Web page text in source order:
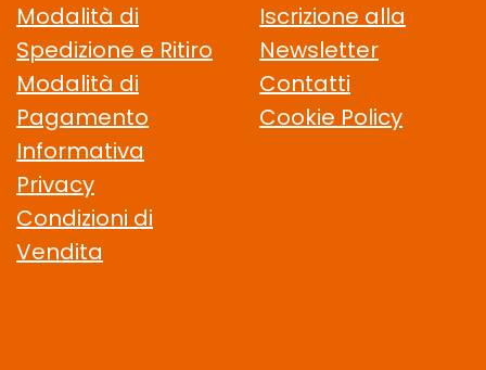
Modalità di
Spedizione e Ritiro
Modalità di
Pagamento
Informativa
Privacy
Condizioni di
Vendita
Iscrizione alla
Newsletter
Contatti
Cookie Policy